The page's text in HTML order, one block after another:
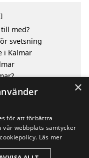
med?
svetsning
i Kalmar
städerna
×
för att förbättra
vår webbplats samtycker
Läs mer